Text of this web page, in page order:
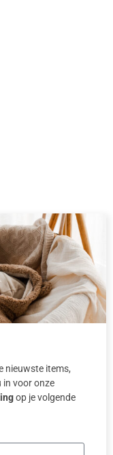
nieuwste items,
in voor onze
op je volgende